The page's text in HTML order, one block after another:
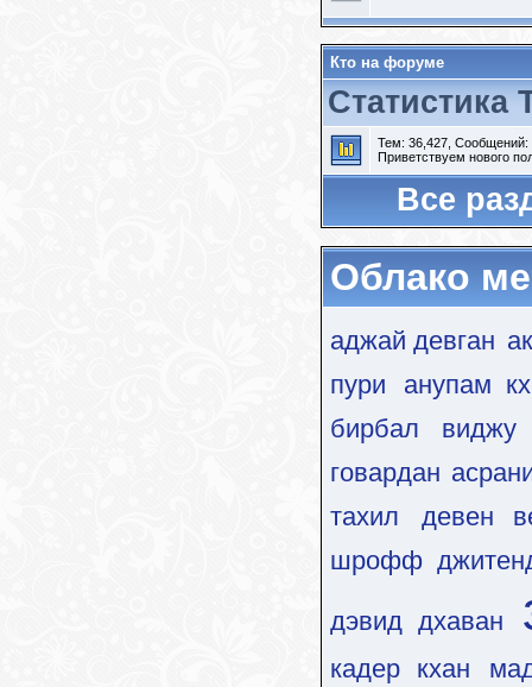
Кто на форуме
Статистика
Тем: 36,427, Сообщений:
Приветствуем нового
Все
Облако
аджай девган
пури
анупам
бирбал
виджу
говардан
тахил
девен
шрофф
дэвид дхаван
кадер кхан